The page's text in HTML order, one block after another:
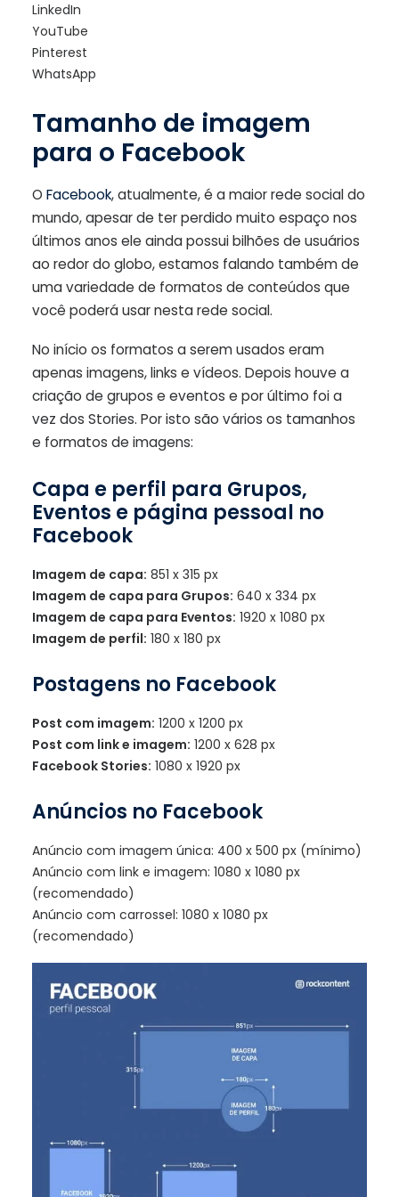
LinkedIn
YouTube
Pinterest
WhatsApp
Tamanho de imagem
para o Facebook
O Facebook, atualmente, é a maior rede social do
mundo, apesar de ter perdido muito espaço nos
últimos anos ele ainda possui bilhões de usuários
ao redor do globo, estamos falando também de
uma variedade de formatos de conteúdos que
você poderá usar nesta rede social.
No início os formatos a serem usados eram
apenas imagens, links e vídeos. Depois houve a
criação de grupos e eventos e por último foi a
vez dos Stories. Por isto são vários os tamanhos
e formatos de imagens:
Capa e perfil para Grupos,
Eventos e página pessoal no
Facebook
Imagem de capa: 851 x 315 px
Imagem de capa para Grupos: 640 x 334 px
Imagem de capa para Eventos: 1920 x 1080 px
Imagem de perfil: 180 x 180 px
Postagens no Facebook
Post com imagem: 1200 x 1200 px
Post com link e imagem: 1200 x 628 px
Facebook Stories: 1080 x 1920 px
Anúncios no Facebook
Anúncio com imagem única: 400 x 500 px (mínimo)
Anúncio com link e imagem: 1080 x 1080 px
(recomendado)
Anúncio com carrossel: 1080 x 1080 px
(recomendado)